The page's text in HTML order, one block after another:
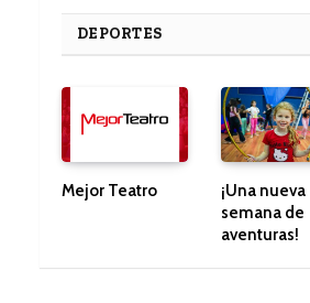
DEPORTES
Mejor Teatro
¡Una nueva
semana de
aventuras!